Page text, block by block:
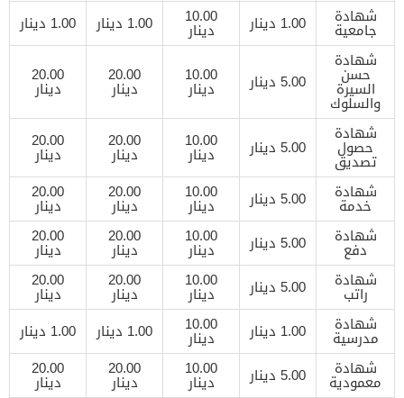
شهادة
جامعية 1.00 دينار 10.00
دينار 1.00 دينار
1.00 دينار
شهادة
حسن
السيرة
والسلوك
5.00 دينار 10.00
دينار
20.00
دينار
20.00
دينار
شهادة
حصول
تصديق
5.00 دينار 10.00
دينار
20.00
دينار
20.00
دينار
شهادة
خدمة 5.00 دينار 10.00
دينار
20.00
دينار
20.00
دينار
شهادة
دفع 5.00 دينار 10.00
دينار
20.00
دينار
20.00
دينار
شهادة
راتب 5.00 دينار 10.00
دينار
20.00
دينار
20.00
دينار
شهادة
مدرسية 1.00 دينار 10.00
دينار 1.00 دينار
1.00 دينار
شهادة
معمودية 5.00 دينار 10.00
دينار
20.00
دينار
20.00
دينار